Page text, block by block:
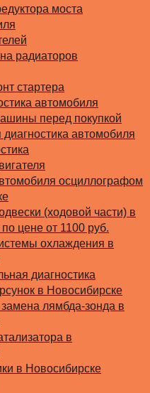
моста
радиаторов
стартера
автомобиля
перед покупкой
автомобиля
осциллографом
(ходовой части) в
цене от 1100 руб.
охлаждения в
диагностика
в Новосибирске
лямбда-зонда в
в
в Новосибирске